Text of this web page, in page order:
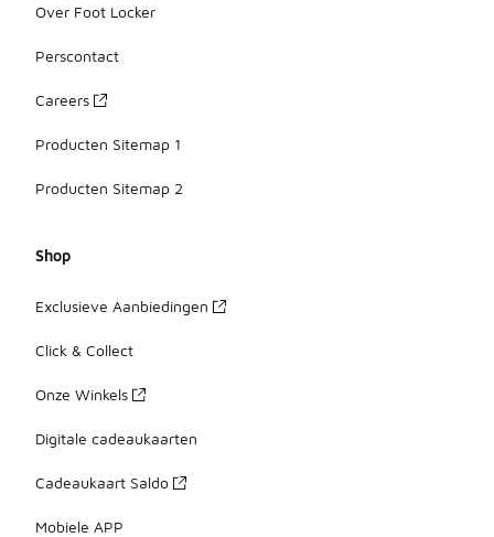
Over Foot Locker
Perscontact
Careers
Producten Sitemap 1
Producten Sitemap 2
Shop
Exclusieve Aanbiedingen
Click & Collect
Onze Winkels
Digitale cadeaukaarten
Cadeaukaart Saldo
Mobiele APP